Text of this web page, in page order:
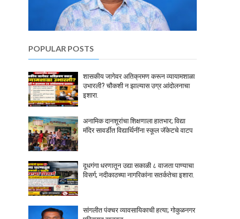
POPULAR POSTS
शासकीय जागेवर अतिक्रमण करून व्यायामशाळा
उभारली? चौकशी न झाल्यास उग्र आंदोलनाचा
इशारा.
अनामिक दानशूरांचा शिक्षणाला हातभार; विद्या
मंदिर सावर्डीत विद्यार्थिनींना स्कूल जॅकेटचे वाटप
दूधगंगा धरणातून उद्या सकाळी ८ वाजता पाण्याचा
विसर्ग; नदीकाठच्या नागरिकांना सतर्कतेचा इशारा.
सांगलीत पंक्चर व्यावसायिकाची हत्या; गोकुळनगर